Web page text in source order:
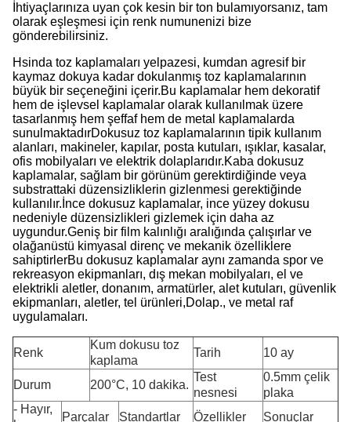
İhtiyaçlarınıza uyan çok kesin bir ton bulamıyorsanız, tam
olarak eşleşmesi için renk numunenizi bize
gönderebilirsiniz.
Hsinda toz kaplamaları yelpazesi, kumdan agresif bir
kaymaz dokuya kadar dokulanmış toz kaplamalarının
büyük bir seçeneğini içerir.Bu kaplamalar hem dekoratif
hem de işlevsel kaplamalar olarak kullanılmak üzere
tasarlanmış hem şeffaf hem de metal kaplamalarda
sunulmaktadırDokusuz toz kaplamalarının tipik kullanım
alanları, makineler, kapılar, posta kutuları, ışıklar, kasalar,
ofis mobilyaları ve elektrik dolaplarıdır.Kaba dokusuz
kaplamalar, sağlam bir görünüm gerektirdiğinde veya
substrattaki düzensizliklerin gizlenmesi gerektiğinde
kullanılır.İnce dokusuz kaplamalar, ince yüzey dokusu
nedeniyle düzensizlikleri gizlemek için daha az
uygundur.Geniş bir film kalınlığı aralığında çalışırlar ve
olağanüstü kimyasal direnç ve mekanik özelliklere
sahiptirlerBu dokusuz kaplamalar aynı zamanda spor ve
rekreasyon ekipmanları, dış mekan mobilyaları, el ve
elektrikli aletler, donanım, armatürler, alet kutuları, güvenlik
ekipmanları, aletler, tel ürünleri,Dolap., ve metal raf
uygulamaları.
Renk
Kum dokusu toz
kaplama
Tarih 10 ay
Durum 200°C, 10 dakika.
Test
nesnesi
0.5mm çelik
plaka
- Hayır,
Parçalar Standartlar Özellikler Sonuçlar